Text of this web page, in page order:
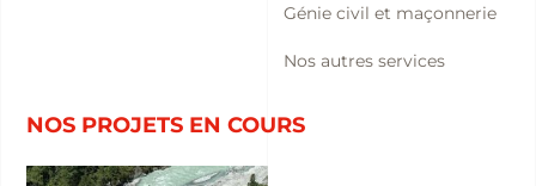
Génie civil et maçonnerie
Nos autres services
NOS PROJETS EN COURS